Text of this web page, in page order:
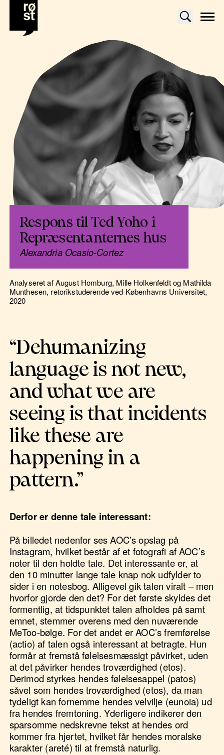
Respons til Ted Yoho i
Repræsentanternes hus
Alexandria Ocasio-Cortez
Analyseret af August Homburg, Mille Holkenfeldt og Mathilda
Munthesen, retorikstuderende ved Københavns Universitet,
2020
“Dehumanizing
language is not new,
and what we are
seeing is that incidents
like these are
happening in a
pattern.”
Derfor er denne tale interessant:
På billedet nedenfor ses AOC’s opslag på
Instagram, hvilket består af et fotografi af AOC’s
noter til den holdte tale. Det interessante er, at
den 10 minutter lange tale knap nok udfylder to
sider i en notesbog. Alligevel gik talen viralt – men
hvorfor gjorde den det? For det første skyldes det
formentlig, at tidspunktet talen afholdes på samt
emnet, stemmer overens med den nuværende
MeToo-bølge. For det andet er AOC’s fremførelse
(actio) af talen også interessant at betragte. Hun
formår at fremstå følelsesmæssigt påvirket, uden
at det påvirker hendes troværdighed (etos).
Derimod styrkes hendes følelsesappel (patos)
såvel som hendes troværdighed (etos), da man
tydeligt kan fornemme hendes velvilje (eunoia) ud
fra hendes fremtoning. Yderligere indikerer den
sparsomme nedskrevne tekst at hendes ord
kommer fra hjertet, hvilket får hendes moralske
karakter (areté) til at fremstå naturlig.